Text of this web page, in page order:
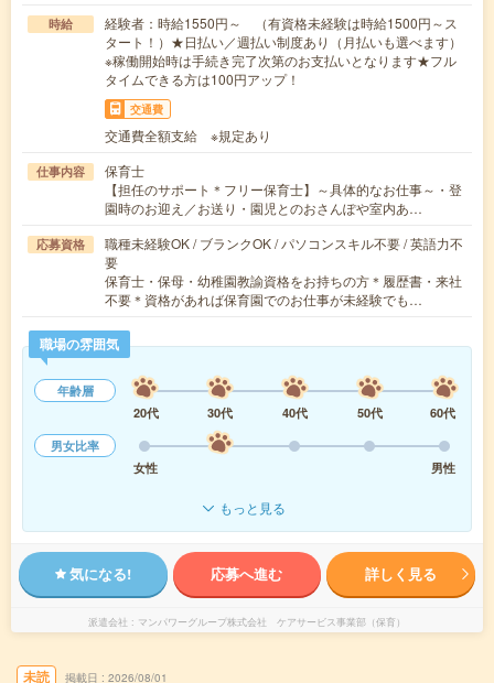
時給
経験者：時給1550円～ （有資格未経験は時給1500円～ス
タート！）★日払い／週払い制度あり（月払いも選べます）
※稼働開始時は手続き完了次第のお支払いとなります★フル
タイムできる方は100円アップ！
交通費
交通費全額支給 ※規定あり
仕事内容
保育士
【担任のサポート＊フリー保育士】～具体的なお仕事～・登
園時のお迎え／お送り・園児とのおさんぽや室内あ…
応募資格
職種未経験OK / ブランクOK / パソコンスキル不要 / 英語力不
要
保育士・保母・幼稚園教諭資格をお持ちの方＊履歴書・来社
不要＊資格があれば保育園でのお仕事が未経験でも…
職場の雰囲気
年齢層
20代
30代 40代 50代
60代
男女比率
女性
男性
もっと見る
気になる! 応募へ進む 詳しく見る
派遣会社 マンパワーグループ株式会社 ケアサービス事業部（保育）
未読 掲載日 2026/08/01